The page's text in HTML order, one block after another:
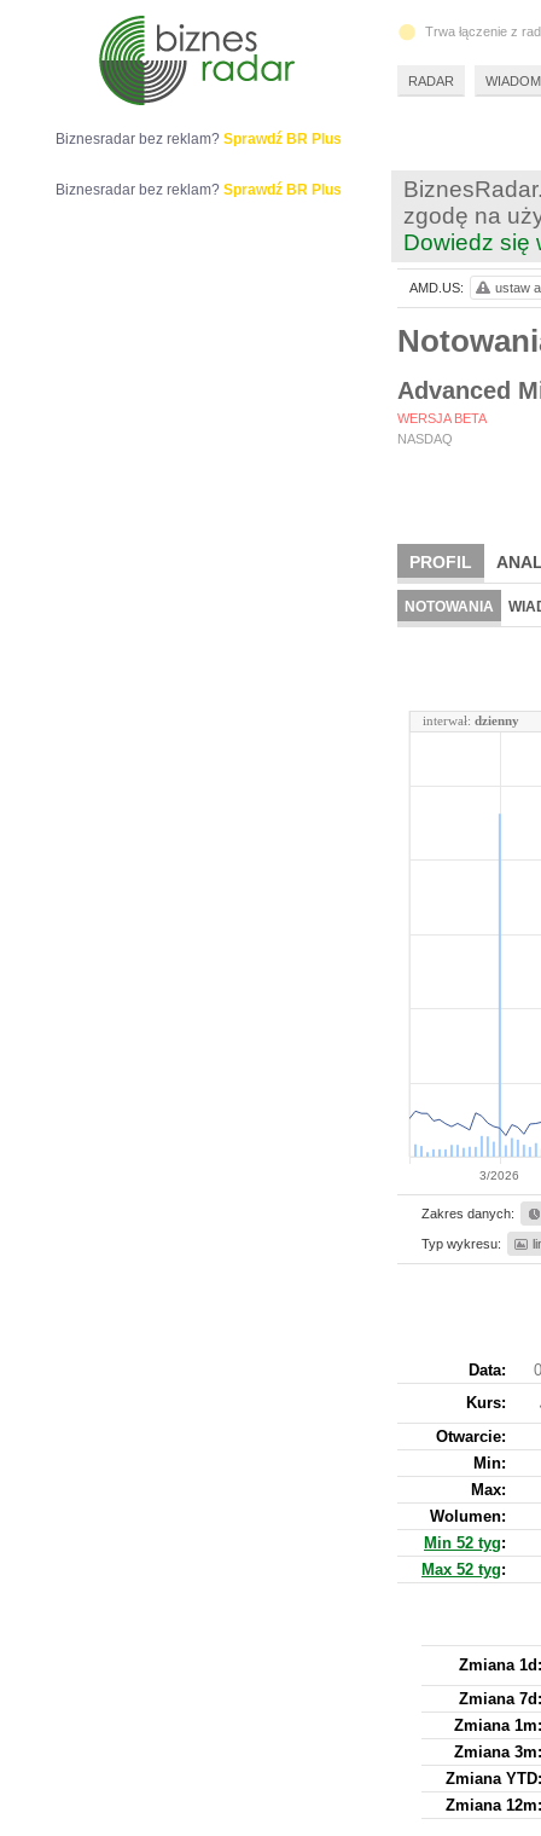
zgodę na
Dowiedz się
Advanced
WERSJA BETA
NASDAQ
PROFIL
NOTOWANIA
3/2026
interwał: dzienny
Zakres danych:
Typ wykresu:
Data:
Kurs:
Otwarcie:
Min:
Max:
Wolumen:
Min 52 tyg:
Max 52 tyg:
Zmiana 1d:
Zmiana 7d:
Zmiana 1m:
Zmiana 3m:
Zmiana YTD:
Zmiana 12m:
AMD.US: ustaw
Biznesradar bez reklam? Sprawdź BR Plus
Biznesradar bez reklam? Sprawdź BR Plus
Trwa łączenie z
RADAR